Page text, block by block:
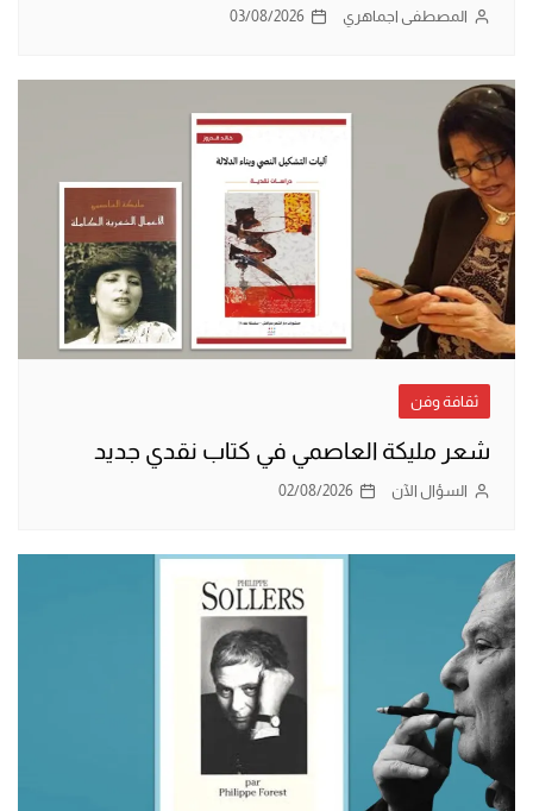
المصطفى اجماهري 03/08/2026
ثقافة وفن
شعر مليكة العاصمي في كتاب نقدي جديد
السؤال الآن 02/08/2026